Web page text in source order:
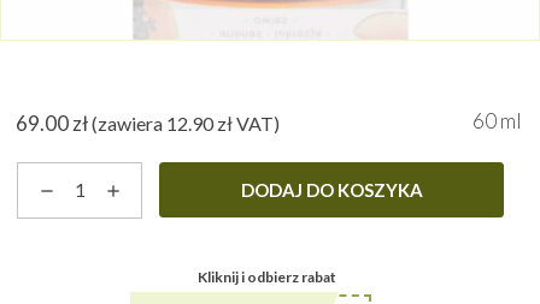
69.00zł(zawiera 12.90 złVAT) 60 ml
DODAJ DO KOSZYKA
Kliknij i odbierz rabat